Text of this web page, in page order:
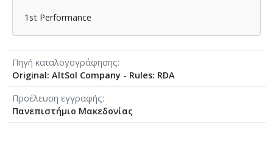
1st Performance
Πηγή καταλογογράφησης
Original: AltSol Company - Rules: RDA
Προέλευση εγγραφής
Πανεπιστήμιο Μακεδονίας